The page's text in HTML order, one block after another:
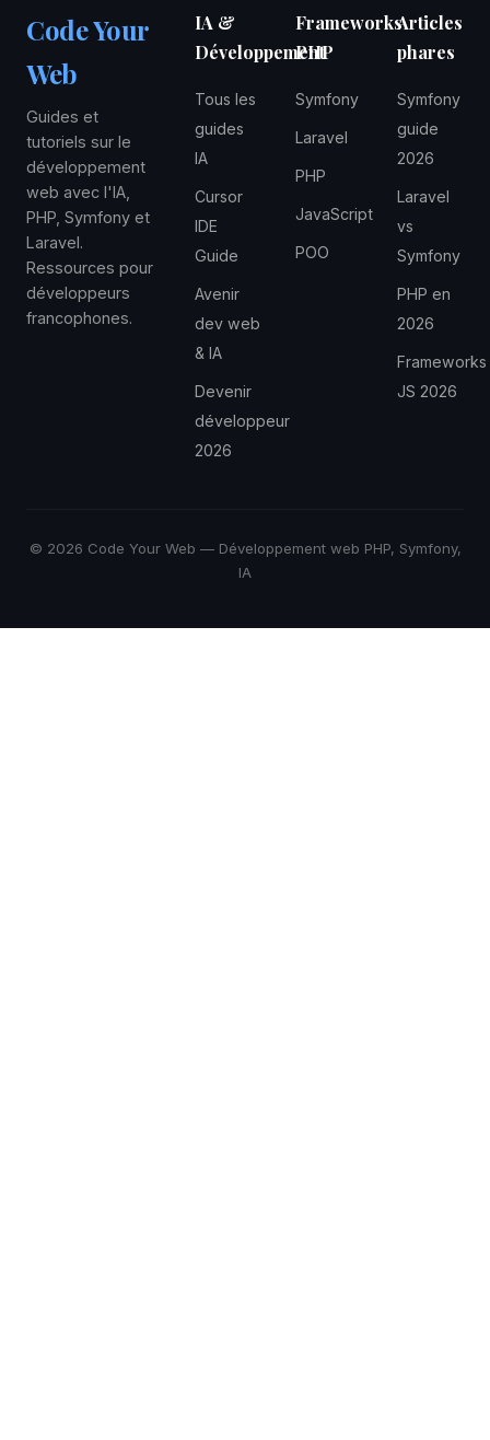
dépend de la taille du projet, de l'équipe et des
contraintes de performance.
Code Your
Web
Guides et
tutoriels sur le
développement
web avec l'IA,
PHP, Symfony et
Laravel.
Ressources pour
développeurs
francophones.
IA &
Développement
Tous les
guides
IA
Cursor
IDE
Guide
Avenir
dev web
& IA
Devenir
développeur
2026
Frameworks
PHP
Symfony
Laravel
PHP
JavaScript
POO
Articles
phares
Symfony
guide
2026
Laravel
vs
Symfony
PHP en
2026
Frameworks
JS 2026
© 2026 Code Your Web — Développement web PHP, Symfony,
IA